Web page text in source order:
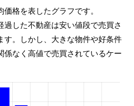
格を表したグラフです。
過した不動産は安い値段で売買さ
す。しかし、大きな物件や好条件
係なく高値で売買されているケー